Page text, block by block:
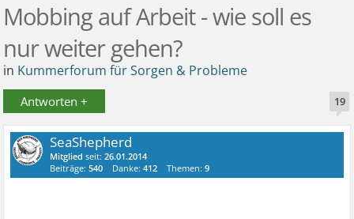
Mobbing auf Arbeit - wie soll es
nur weiter gehen?
in Kummerforum für Sorgen & Probleme
Antworten + 19
SeaShepherd
Mitglied seit:26.01.2014
Beiträge:540 Danke:412 Themen:9